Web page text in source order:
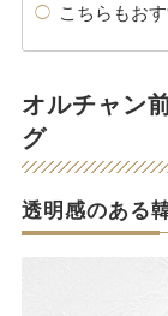
こちらもお
オルチャン
グ
透明感のある